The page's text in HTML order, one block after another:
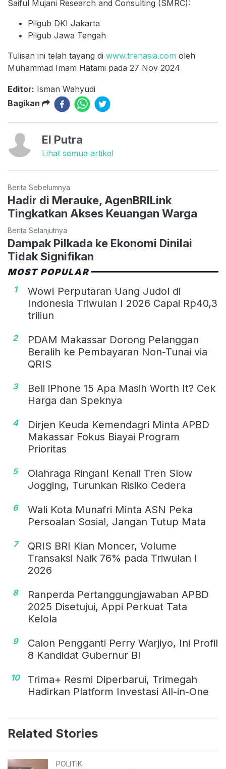
Saiful Mujani Research and Consulting (SMRC):
Pilgub DKI Jakarta
Pilgub Jawa Tengah
Tulisan ini telah tayang di www.trenasia.com oleh
Muhammad Imam Hatami pada 27 Nov 2024
Editor: Isman Wahyudi
Bagikan
El Putra
Lihat semua artikel
Berita Sebelumnya
Hadir di Merauke, AgenBRILink
Tingkatkan Akses Keuangan Warga
Berita Selanjutnya
Dampak Pilkada ke Ekonomi Dinilai
Tidak Signifikan
MOST POPULAR
1
Wow! Perputaran Uang Judol di
Indonesia Triwulan I 2026 Capai Rp40,3
triliun
2
PDAM Makassar Dorong Pelanggan
Beralih ke Pembayaran Non-Tunai via
QRIS
3
Beli iPhone 15 Apa Masih Worth It? Cek
Harga dan Speknya
4
Dirjen Keuda Kemendagri Minta APBD
Makassar Fokus Biayai Program
Prioritas
5
Olahraga Ringan! Kenali Tren Slow
Jogging, Turunkan Risiko Cedera
6
Wali Kota Munafri Minta ASN Peka
Persoalan Sosial, Jangan Tutup Mata
7
QRIS BRI Kian Moncer, Volume
Transaksi Naik 76% pada Triwulan I
2026
8
Ranperda Pertanggungjawaban APBD
2025 Disetujui, Appi Perkuat Tata
Kelola
9
Calon Pengganti Perry Warjiyo, Ini Profil
8 Kandidat Gubernur BI
10
Trima+ Resmi Diperbarui, Trimegah
Hadirkan Platform Investasi All-in-One
Related Stories
POLITIK